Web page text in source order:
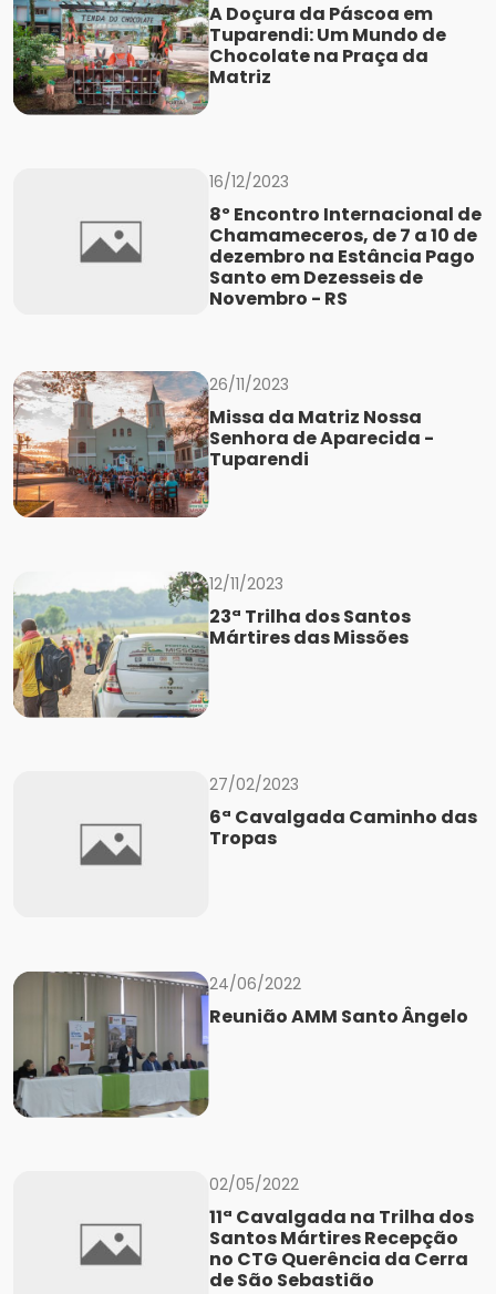
A Doçura da Páscoa em
Tuparendi: Um Mundo de
Chocolate na Praça da
Matriz
16/12/2023
8º Encontro Internacional de
Chamameceros, de 7 a 10 de
dezembro na Estância Pago
Santo em Dezesseis de
Novembro - RS
26/11/2023
Missa da Matriz Nossa
Senhora de Aparecida -
Tuparendi
12/11/2023
23ª Trilha dos Santos
Mártires das Missões
27/02/2023
6ª Cavalgada Caminho das
Tropas
24/06/2022
Reunião AMM Santo Ângelo
02/05/2022
11ª Cavalgada na Trilha dos
Santos Mártires Recepção
no CTG Querência da Cerra
de São Sebastião